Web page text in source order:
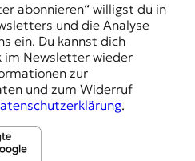
abonnieren“ willigst du in
und die Analyse
ein. Du kannst dich
im Newsletter wieder
zur
und zum Widerruf
.